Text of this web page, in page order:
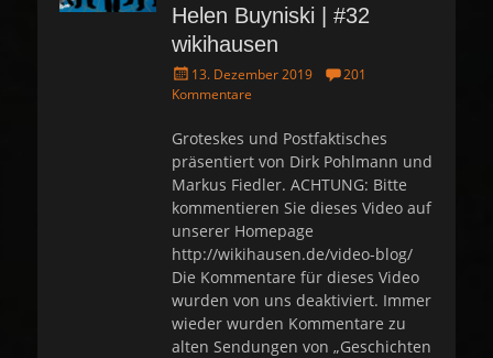
Helen Buyniski | #32
wikihausen
P
o
t
d
o
n
13. Dezember 2019
201
Kommentare
Groteskes und Postfaktisches
präsentiert von Dirk Pohlmann und
Markus Fiedler. ACHTUNG: Bitte
kommentieren Sie dieses Video auf
unserer Homepage
http://wikihausen.de/video-blog/
Die Kommentare für dieses Video
wurden von uns deaktiviert. Immer
wieder wurden Kommentare zu
alten Sendungen von „Geschichten